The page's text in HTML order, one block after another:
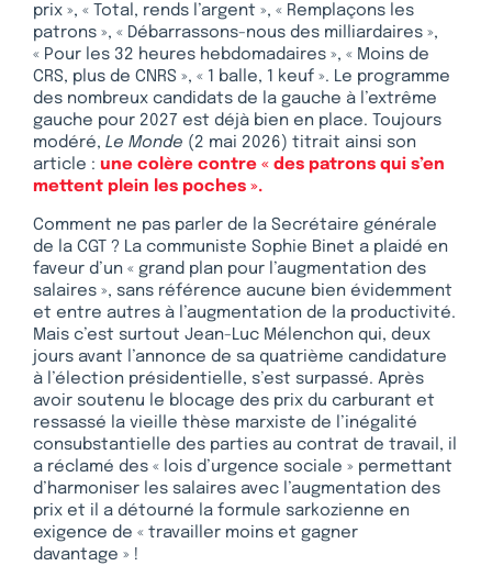
prix », « Total, rends l’argent », « Remplaçons les
patrons », « Débarrassons-nous des milliardaires »,
« Pour les 32 heures hebdomadaires », « Moins de
CRS, plus de CNRS », « 1 balle, 1 keuf ». Le programme
des nombreux candidats de la gauche à l’extrême
gauche pour 2027 est déjà bien en place. Toujours
modéré, Le Monde (2 mai 2026) titrait ainsi son
article : une colère contre « des patrons qui s’en
mettent plein les poches ».
Comment ne pas parler de la Secrétaire générale
de la CGT ? La communiste Sophie Binet a plaidé en
faveur d’un « grand plan pour l’augmentation des
salaires », sans référence aucune bien évidemment
et entre autres à l’augmentation de la productivité.
Mais c’est surtout Jean-Luc Mélenchon qui, deux
jours avant l’annonce de sa quatrième candidature
à l’élection présidentielle, s’est surpassé. Après
avoir soutenu le blocage des prix du carburant et
ressassé la vieille thèse marxiste de l’inégalité
consubstantielle des parties au contrat de travail, il
a réclamé des « lois d’urgence sociale » permettant
d’harmoniser les salaires avec l’augmentation des
prix et il a détourné la formule sarkozienne en
exigence de « travailler moins et gagner
davantage » !